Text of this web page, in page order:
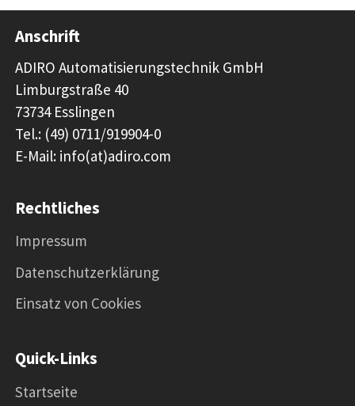
Anschrift
ADIRO Automatisierungstechnik GmbH
Limburgstraße 40
73734 Esslingen
Tel.: (49) 0711/919904-0
E-Mail: info(at)adiro.com
Rechtliches
Impressum
Datenschutzerklärung
Einsatz von Cookies
Quick-Links
Startseite